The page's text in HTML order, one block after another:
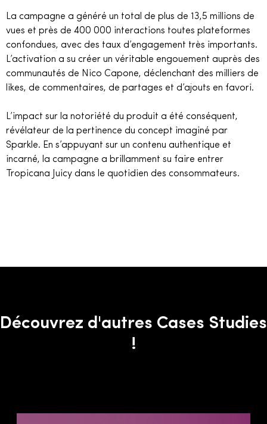
La campagne a généré un total de plus de 13,5 millions de
vues et près de 400 000 interactions toutes plateformes
confondues, avec des taux d’engagement très importants.
L’activation a su créer un véritable engouement auprès des
communautés de Nico Capone, déclenchant des milliers de
likes, de commentaires, de partages et d’ajouts en favori.
L’impact sur la notoriété du produit a été conséquent,
révélateur de la pertinence du concept imaginé par
Sparkle. En s’appuyant sur un contenu authentique et
incarné, la campagne a brillamment su faire entrer
Tropicana Juicy dans le quotidien des consommateurs.
Découvrez d'autres Cases Studies
!